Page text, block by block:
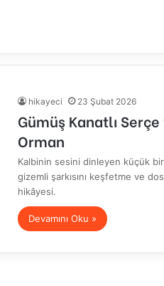
hikayeci 23 Şubat 2026
Gümüş Kanatlı Serçe
Orman
Kalbinin sesini dinleyen küçük
gizemli şarkısını keşfetme ve
hikâyesi.
Devamını Oku »